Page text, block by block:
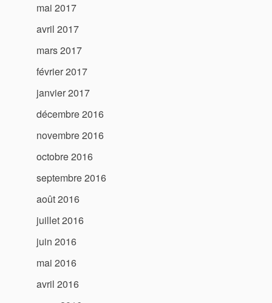
mai 2017
avril 2017
mars 2017
février 2017
janvier 2017
décembre 2016
novembre 2016
octobre 2016
septembre 2016
août 2016
juillet 2016
juin 2016
mai 2016
avril 2016